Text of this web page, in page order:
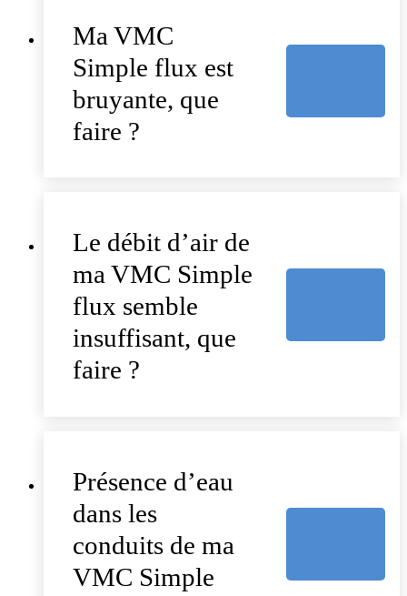
Ma VMC
Simple flux est
bruyante, que
faire ?
Le débit d’air de
ma VMC Simple
flux semble
insuffisant, que
faire ?
Présence d’eau
dans les
conduits de ma
VMC Simple